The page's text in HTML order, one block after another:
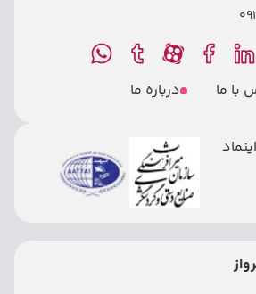
با ما درباره ما